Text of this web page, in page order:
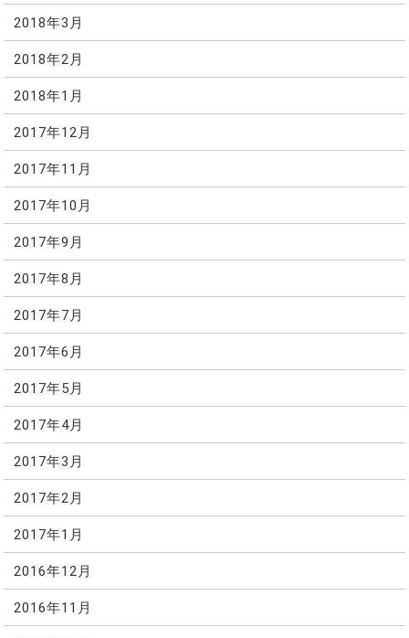
2018年3月
2018年2月
2018年1月
2017年12月
2017年11月
2017年10月
2017年9月
2017年8月
2017年7月
2017年6月
2017年5月
2017年4月
2017年3月
2017年2月
2017年1月
2016年12月
2016年11月